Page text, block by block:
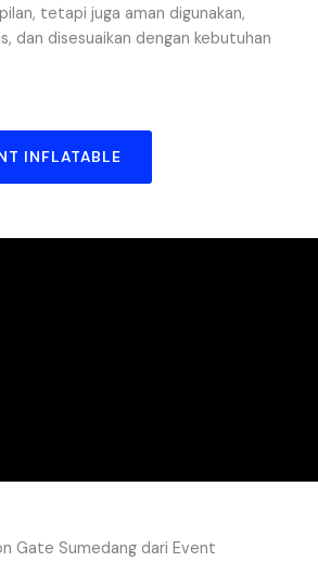
tetapi juga aman digunakan,
dan disesuaikan dengan kebutuhan
INFLATABLE
Gate Sumedang dari Event